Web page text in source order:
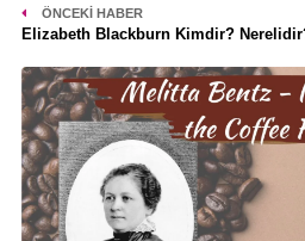
ÖNCEKI HABER
Elizabeth Blackburn Kimdir?